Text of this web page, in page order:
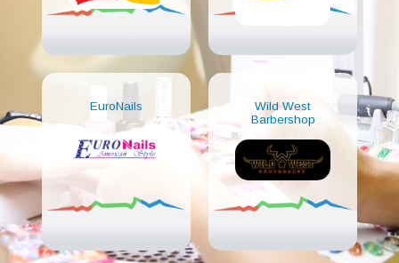
EuroNails
Wild West
Barbershop